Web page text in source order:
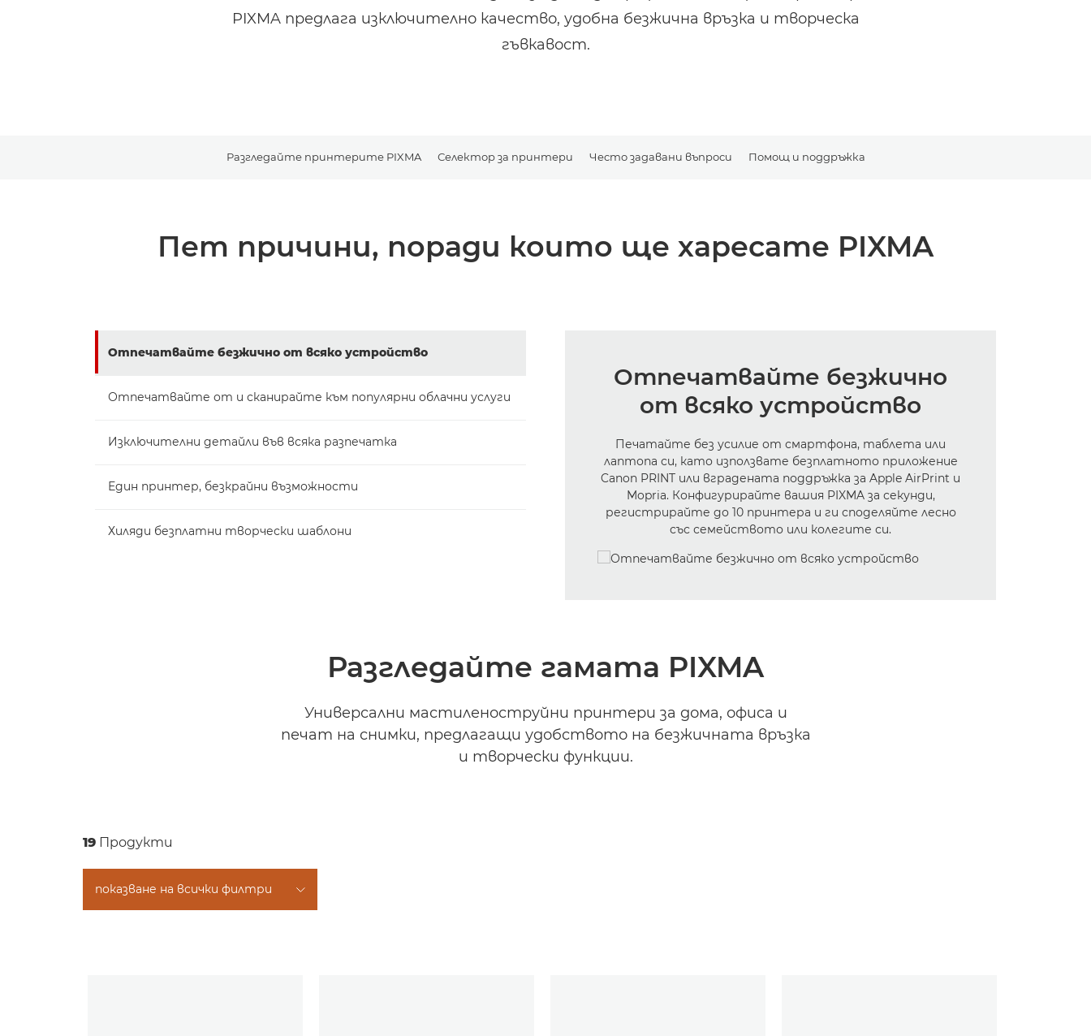
PIXMA предлага изключително качество, удобна безжична връзка и творческа
гъвкавост.
Разгледайте принтерите PIXMA Селектор за принтери Често задавани въпроси Помощ и поддръжка
Пет причини, поради които ще харесате PIXMA
Отпечатвайте безжично от всяко устройство
Отпечатвайте от и сканирайте към популярни облачни услуги
Изключителни детайли във всяка разпечатка
Един принтер, безкрайни възможности
Хиляди безплатни творчески шаблони
Отпечатвайте безжично
от всяко устройство
Печатайте без усилие от смартфона, таблета или
лаптопа си, като използвате безплатното приложение
Canon PRINT или вградената поддръжка за Apple AirPrint и
Mopria. Конфигурирайте вашия PIXMA за секунди,
регистрирайте до 10 принтера и ги споделяйте лесно
със семейството или колегите си.
Разгледайте гамата PIXMA
Универсални мастиленоструйни принтери за дома, офиса и
печат на снимки, предлагащи удобството на безжичната връзка
и творчески функции.
19 Продукти
показване на всички филтри